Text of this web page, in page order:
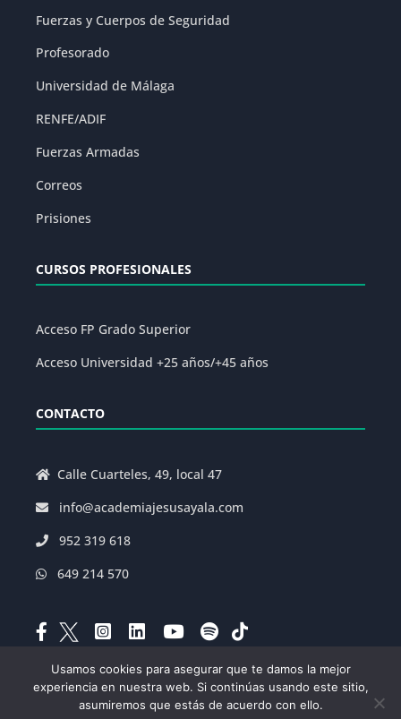
Fuerzas y Cuerpos de Seguridad
Profesorado
Universidad de Málaga
RENFE/ADIF
Fuerzas Armadas
Correos
Prisiones
CURSOS PROFESIONALES
Acceso FP Grado Superior
Acceso Universidad +25 años/+45 años
CONTACTO
Calle Cuarteles, 49, local 47
info@academiajesusayala.com
952 319 618
649 214 570
Aviso Legal Política de Privacidad
|
Usamos cookies para asegurar que te damos la mejor
experiencia en nuestra web. Si continúas usando este sitio,
asumiremos que estás de acuerdo con ello.